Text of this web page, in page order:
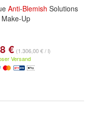
Anti-Blemish Solutions
Up
€ (1.306,00 € / l)
Versand